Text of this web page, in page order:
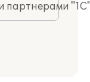
партнерами